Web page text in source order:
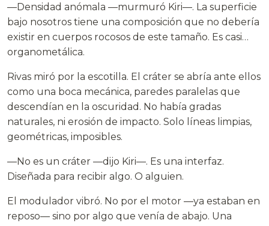
—Densidad anómala —murmuró Kiri—. La superficie
bajo nosotros tiene una composición que no debería
existir en cuerpos rocosos de este tamaño. Es casi…
organometálica.
Rivas miró por la escotilla. El cráter se abría ante ellos
como una boca mecánica, paredes paralelas que
descendían en la oscuridad. No había gradas
naturales, ni erosión de impacto. Solo líneas limpias,
geométricas, imposibles.
—No es un cráter —dijo Kiri—. Es una interfaz.
Diseñada para recibir algo. O alguien.
El modulador vibró. No por el motor —ya estaban en
reposo— sino por algo que venía de abajo. Una